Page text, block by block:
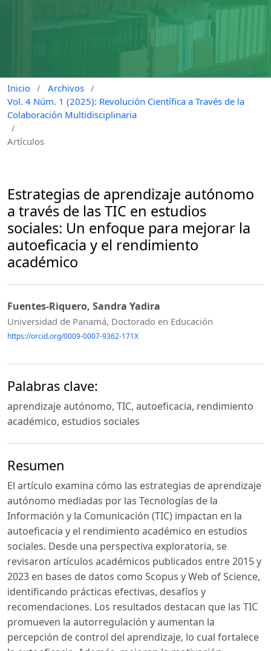
Inicio / Archivos /
Vol. 4 Núm. 1 (2025): Revolución Científica a Través de la
Colaboración Multidisciplinaria
/
Artículos
Estrategias de aprendizaje autónomo
a través de las TIC en estudios
sociales: Un enfoque para mejorar la
autoeficacia y el rendimiento
académico
Fuentes-Riquero, Sandra Yadira
Universidad de Panamá, Doctorado en Educación
https://orcid.org/0009-0007-9362-171X
Palabras clave:
aprendizaje autónomo, TIC, autoeficacia, rendimiento
académico, estudios sociales
Resumen
El artículo examina cómo las estrategias de aprendizaje
autónomo mediadas por las Tecnologías de la
Información y la Comunicación (TIC) impactan en la
autoeficacia y el rendimiento académico en estudios
sociales. Desde una perspectiva exploratoria, se
revisaron artículos académicos publicados entre 2015 y
2023 en bases de datos como Scopus y Web of Science,
identificando prácticas efectivas, desafíos y
recomendaciones. Los resultados destacan que las TIC
promueven la autorregulación y aumentan la
percepción de control del aprendizaje, lo cual fortalece